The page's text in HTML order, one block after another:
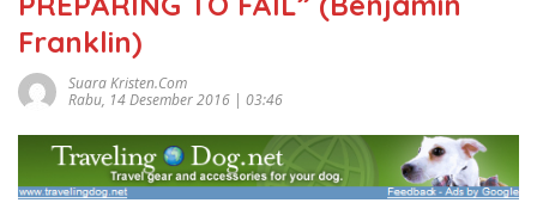
Franklin)
Suara Kristen.com
Rabu, 14 Desember 2016 | 03:46